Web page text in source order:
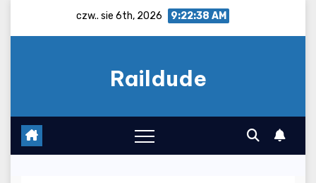
czw.. sie 6th, 2026 9:22:39 AM
Raildude